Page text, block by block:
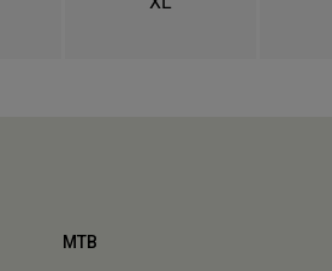
MTB